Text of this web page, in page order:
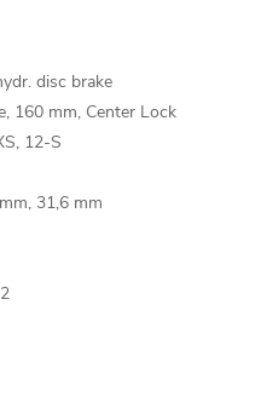
disc brake
160 mm, Center Lock
12-S
31,6 mm